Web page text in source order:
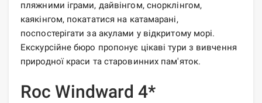
пляжними іграми, дайвінгом, снорклінгом,
каякінгом, покататися на катамарані,
поспостерігати за акулами у відкритому морі.
Екскурсійне бюро пропонує цікаві тури з вивчення
природної краси та старовинних пам'яток.
Roc Windward 4*